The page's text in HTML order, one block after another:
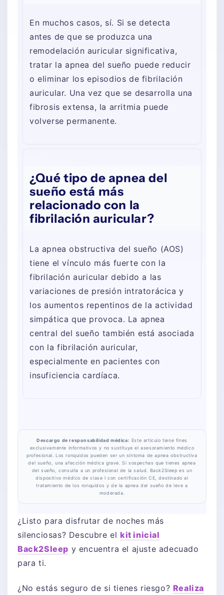
En muchos casos, sí. Si se detecta
antes de que se produzca una
remodelación auricular significativa,
tratar la apnea del sueño puede reducir
o eliminar los episodios de fibrilación
auricular. Una vez que se desarrolla una
fibrosis extensa, la arritmia puede
volverse permanente.
¿Qué tipo de apnea del
sueño está más
relacionado con la
fibrilación auricular?
La apnea obstructiva del sueño (AOS)
tiene el vínculo más fuerte con la
fibrilación auricular debido a las
variaciones de presión intratorácica y
los aumentos repentinos de la actividad
simpática que provoca. La apnea
central del sueño también está asociada
con la fibrilación auricular,
especialmente en pacientes con
insuficiencia cardíaca.
Descargo de responsabilidad médica: Este artículo tiene fines
exclusivamente informativos y no sustituye el asesoramiento médico
profesional. Los ronquidos pueden ser un síntoma de apnea obstructiva
del sueño, una afección médica grave. Si sospechas que tienes apnea
del sueño, consulta a un profesional de la salud. Back2Sleep es un
dispositivo médico de clase I con certificación CE, destinado al
tratamiento de los ronquidos y de la apnea del sueño de leve a
moderada.
¿Listo para disfrutar de noches más
silenciosas? Descubre el kit inicial
Back2Sleep y encuentra el ajuste adecuado
para ti.
¿No estás seguro de si tienes riesgo? Realiza